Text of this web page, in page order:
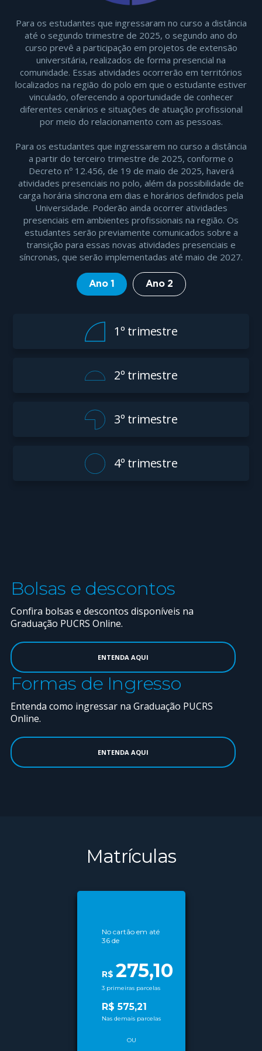
Para os estudantes que ingressaram no curso a distância
até o segundo trimestre de 2025, o segundo ano do
curso prevê a participação em projetos de extensão
universitária, realizados de forma presencial na
comunidade. Essas atividades ocorrerão em territórios
localizados na região do polo em que o estudante estiver
vinculado, oferecendo a oportunidade de conhecer
diferentes cenários e situações de atuação profissional
por meio do relacionamento com as pessoas.
Para os estudantes que ingressarem no curso a distância
a partir do terceiro trimestre de 2025, conforme o
Decreto nº 12.456, de 19 de maio de 2025, haverá
atividades presenciais no polo, além da possibilidade de
carga horária síncrona em dias e horários definidos pela
Universidade. Poderão ainda ocorrer atividades
presenciais em ambientes profissionais na região. Os
estudantes serão previamente comunicados sobre a
transição para essas novas atividades presenciais e
síncronas, que serão implementadas até maio de 2027.
Ano 1 Ano 2
1º trimestre
2º trimestre
3º trimestre
4º trimestre
Bolsas e descontos
Confira bolsas e descontos disponíveis na
Graduação PUCRS Online.
ENTENDA AQUI
Formas de Ingresso
Entenda como ingressar na Graduação PUCRS
Online.
ENTENDA AQUI
Matrículas
No cartão em até
36de
R$ 275,10
3 primeiras parcelas
R$575,21
Nas demais parcelas
OU
Conheça
modalidades
de
parcelamento
no cartão de
crédito